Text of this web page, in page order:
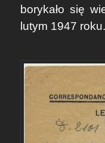
borykało się
lutym 1947 roku.